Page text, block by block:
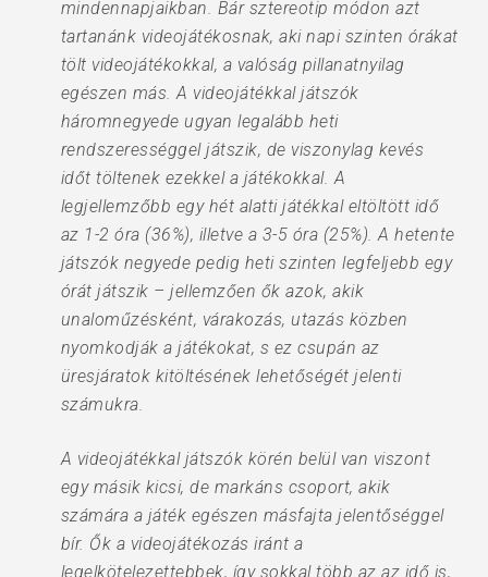
mindennapjaikban. Bár sztereotip módon azt
tartanánk videojátékosnak, aki napi szinten órákat
tölt videojátékokkal, a valóság pillanatnyilag
egészen más. A videojátékkal játszók
háromnegyede ugyan legalább heti
rendszerességgel játszik, de viszonylag kevés
időt töltenek ezekkel a játékokkal. A
legjellemzőbb egy hét alatti játékkal eltöltött idő
az 1-2 óra (36%), illetve a 3-5 óra (25%). A hetente
játszók negyede pedig heti szinten legfeljebb egy
órát játszik – jellemzően ők azok, akik
unaloműzésként, várakozás, utazás közben
nyomkodják a játékokat, s ez csupán az
üresjáratok kitöltésének lehetőségét jelenti
számukra.
A videojátékkal játszók körén belül van viszont
egy másik kicsi, de markáns csoport, akik
számára a játék egészen másfajta jelentőséggel
bír. Ők a videojátékozás iránt a
legelkötelezettebbek, így sokkal több az az idő is,